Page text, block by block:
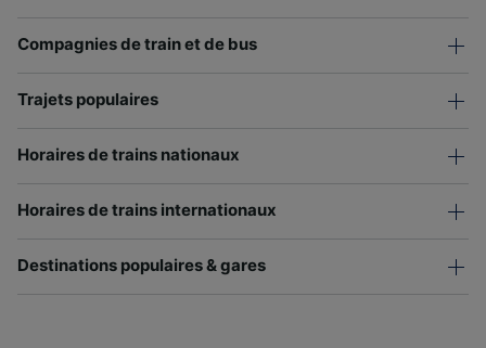
Compagnies de train et de bus
Trajets populaires
Horaires de trains nationaux
Horaires de trains internationaux
Destinations populaires & gares